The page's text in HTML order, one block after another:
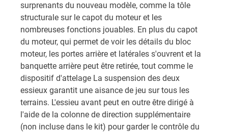
surprenants du nouveau modèle, comme la tôle
structurale sur le capot du moteur et les
nombreuses fonctions jouables. En plus du capot
du moteur, qui permet de voir les détails du bloc
moteur, les portes arrière et latérales s'ouvrent et la
banquette arrière peut être retirée, tout comme le
dispositif d'attelage La suspension des deux
essieux garantit une aisance de jeu sur tous les
terrains. L'essieu avant peut en outre être dirigé à
l'aide de la colonne de direction supplémentaire
(non incluse dans le kit) pour garder le contrôle du